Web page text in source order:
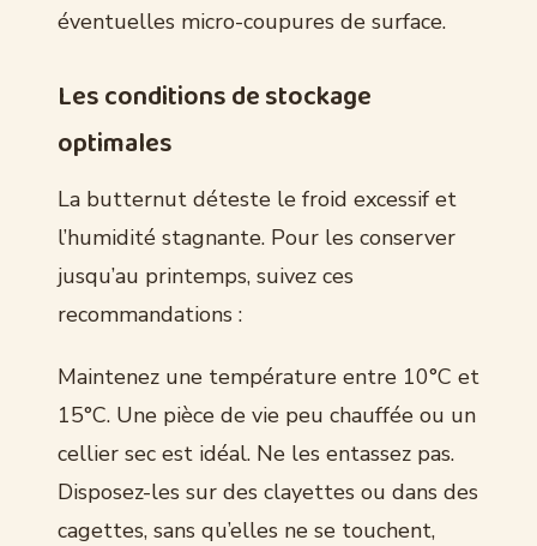
éventuelles micro-coupures de surface.
Les conditions de stockage
optimales
La butternut déteste le froid excessif et
l’humidité stagnante. Pour les conserver
jusqu’au printemps, suivez ces
recommandations :
Maintenez une température entre 10°C et
15°C. Une pièce de vie peu chauffée ou un
cellier sec est idéal. Ne les entassez pas.
Disposez-les sur des clayettes ou dans des
cagettes, sans qu’elles ne se touchent,